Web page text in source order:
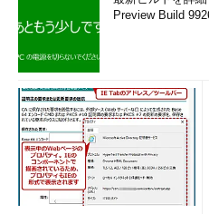
Preview Build